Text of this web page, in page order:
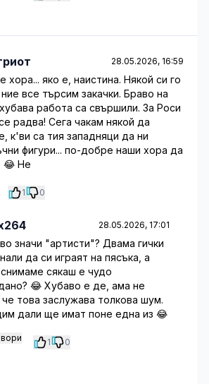
28.05.2026, 16:59
хора... яко е, наистина. Някой си го
все търсим закачки. Браво на
работа са свършили. За Роси
радва! Сега чакам някой да
к'ви са тия западняци да ни
фигури... по-добре наши хора да
😂 Не
1 0
28.05.2026, 17:01
значи "артисти"? Двама гички
да си играят на пясъка, а
сякаш е чудо
😂 Хубаво е де, ама не
това заслужава толкова шум.
дали ще имат поне една из 😂
1 0